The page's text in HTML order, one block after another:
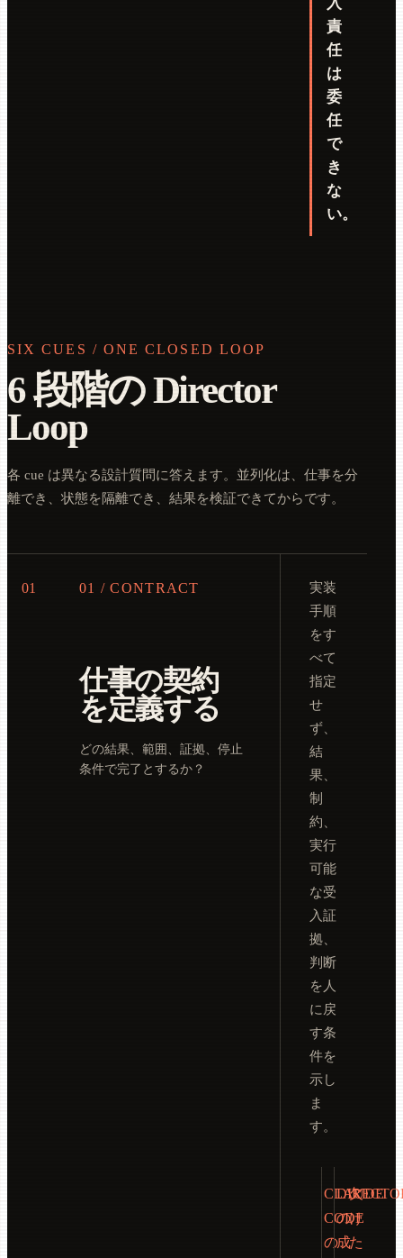
責
任
は
委
任
で
き
な
い。
SIX CUES / ONE CLOSED LOOP
6 段階の Director
Loop
各 cue は異なる設計質問に答えます。並列化は、仕事を分
離でき、状態を隔離でき、結果を検証できてからです。
01 01 / CONTRACT
仕事の契約
を定義する
どの結果、範囲、証拠、停止
条件で完了とするか？
実装
手順
をす
べて
指定
せ
ず、
結
果、
制
約、
実行
可能
な受
入証
拠、
判断
を人
に戻
す条
件を
示し
ま
す。
CLAUDE
CODE
の
の
成
欠
け
た